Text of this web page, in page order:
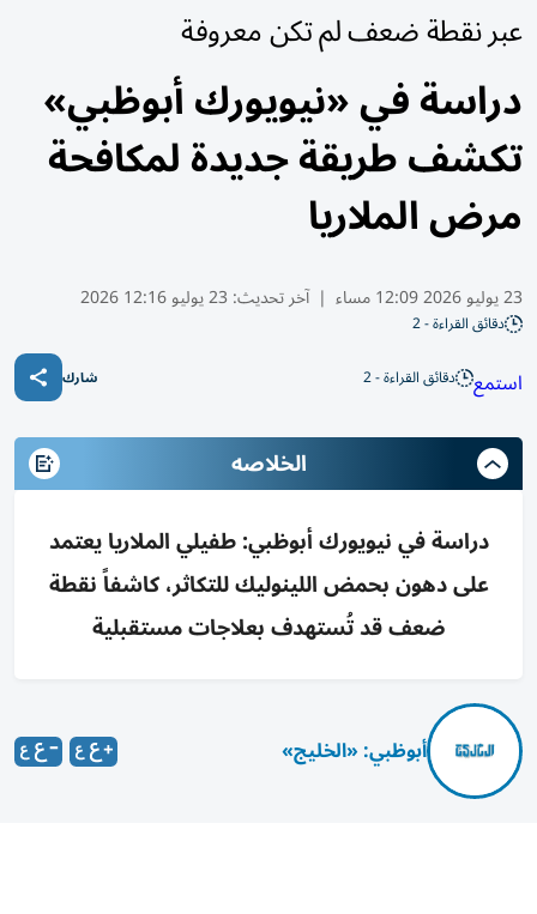
عبر نقطة ضعف لم تكن معروفة
دراسة في «نيويورك أبوظبي»
تكشف طريقة جديدة لمكافحة
مرض الملاريا
23 يوليو 2026 12:09 مساء | آخر تحديث: 23 يوليو 12:16 2026
دقائق القراءة - 2
استمع دقائق القراءة - 2 شارك
الخلاصه
دراسة في نيويورك أبوظبي: طفيلي الملاريا يعتمد
على دهون بحمض اللينوليك للتكاثر، كاشفاً نقطة
ضعف قد تُستهدف بعلاجات مستقبلية
أبوظبي: «الخليج»